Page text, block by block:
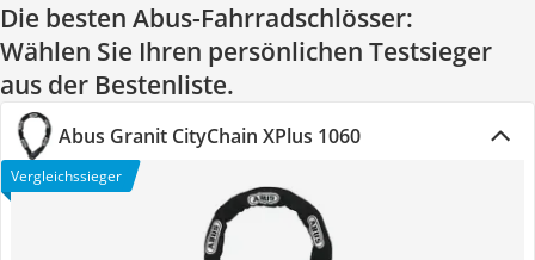
Die besten Abus-Fahrradschlösser:
Wählen Sie Ihren persönlichen Testsieger
aus der Bestenliste.
Abus Granit CityChain XPlus 1060
Vergleichssieger